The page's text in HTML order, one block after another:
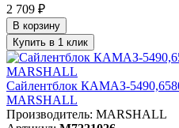
2 709 ₽
В корзину
Купить в 1 клик
Сайлентблок КАМАЗ-
MARSHALL
Производитель: MARSHALL